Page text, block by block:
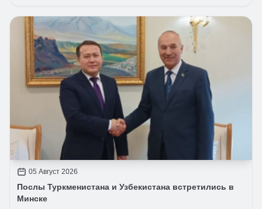
05 Август 2026
Послы Туркменистана и Узбекистана встретились в
Минске